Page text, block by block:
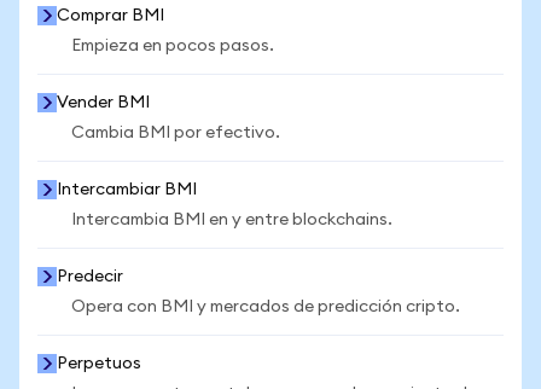
Comprar BMI
Empieza en pocos pasos.
Vender BMI
Cambia BMI por efectivo.
Intercambiar BMI
Intercambia BMI en y entre blockchains.
Predecir
Opera con BMI y mercados de predicción cripto.
Perpetuos